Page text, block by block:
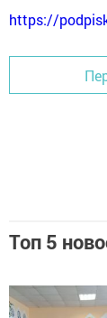
https://
Топ 5